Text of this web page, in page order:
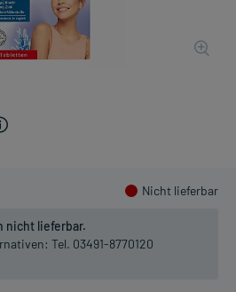
Nicht lieferbar
nicht lieferbar.
Tel. 03491-8770120